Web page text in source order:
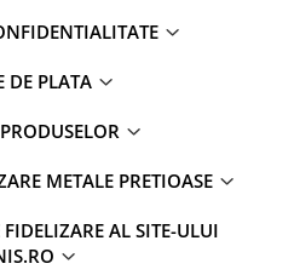
DE PLATA
METALE PRETIOASE
AL SITE-ULUI